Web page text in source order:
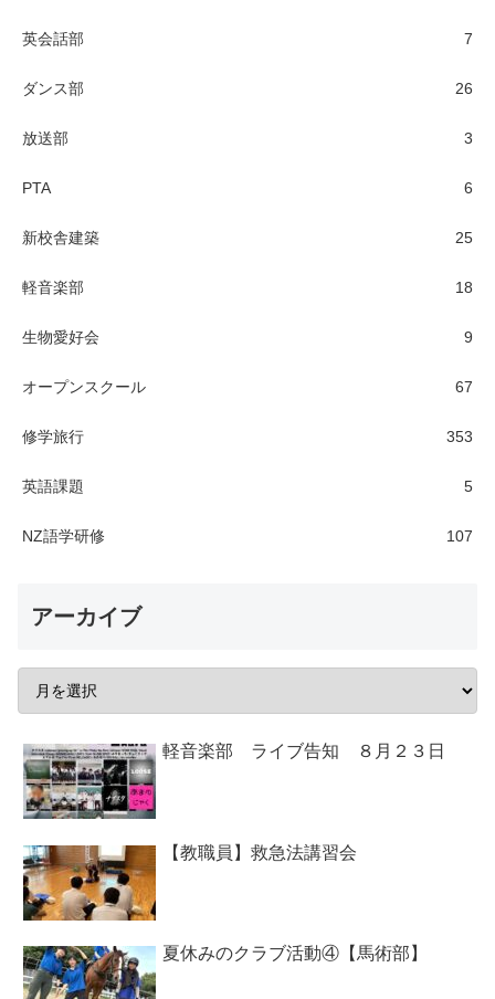
英会話部 7
ダンス部 26
放送部 3
PTA 6
新校舎建築 25
軽音楽部 18
生物愛好会 9
オープンスクール 67
修学旅行 353
英語課題 5
NZ語学研修 107
アーカイブ
軽音楽部 ライブ告知 ８月２３日
【教職員】救急法講習会
夏休みのクラブ活動④【馬術部】